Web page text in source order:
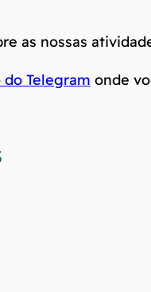
as nossas
Telegram onde